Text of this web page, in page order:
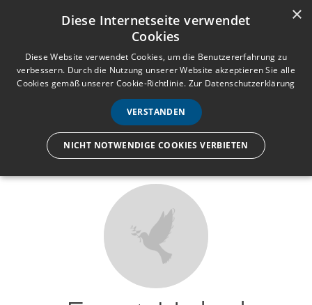
Anmelden Registrieren
e
n
ü
Wir lassen nur die Hand los,
×
Diese Internetseite verwendet
Cookies
Diese Website verwendet Cookies, um die Benutzererfahrung zu
verbessern. Durch die Nutzung unserer Website akzeptieren Sie alle
Cookies gemäß unserer Cookie-Richtlinie. Zur Datenschutzerklärung
VERSTANDEN
NICHT NOTWENDIGE COOKIES VERBIETEN